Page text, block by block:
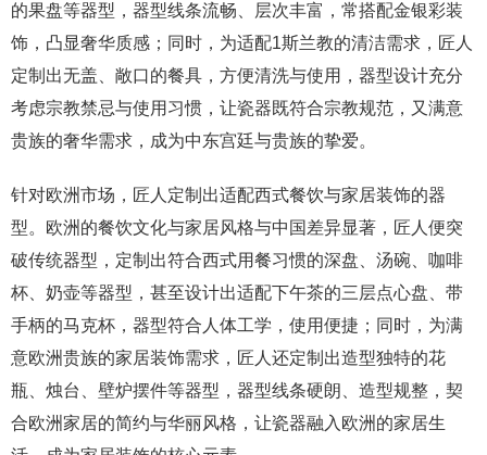
的果盘等器型，器型线条流畅、层次丰富，常搭配金银彩装
饰，凸显奢华质感；同时，为适配1斯兰教的清洁需求，匠人
定制出无盖、敞口的餐具，方便清洗与使用，器型设计充分
考虑宗教禁忌与使用习惯，让瓷器既符合宗教规范，又满意
贵族的奢华需求，成为中东宫廷与贵族的挚爱。
针对欧洲市场，匠人定制出适配西式餐饮与家居装饰的器
型。欧洲的餐饮文化与家居风格与中国差异显著，匠人便突
破传统器型，定制出符合西式用餐习惯的深盘、汤碗、咖啡
杯、奶壶等器型，甚至设计出适配下午茶的三层点心盘、带
手柄的马克杯，器型符合人体工学，使用便捷；同时，为满
意欧洲贵族的家居装饰需求，匠人还定制出造型独特的花
瓶、烛台、壁炉摆件等器型，器型线条硬朗、造型规整，契
合欧洲家居的简约与华丽风格，让瓷器融入欧洲的家居生